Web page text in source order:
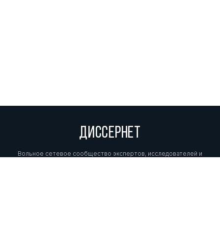
ДИССЕРНЕТ
Вольное сетевое сообщество экспертов, исследователей и